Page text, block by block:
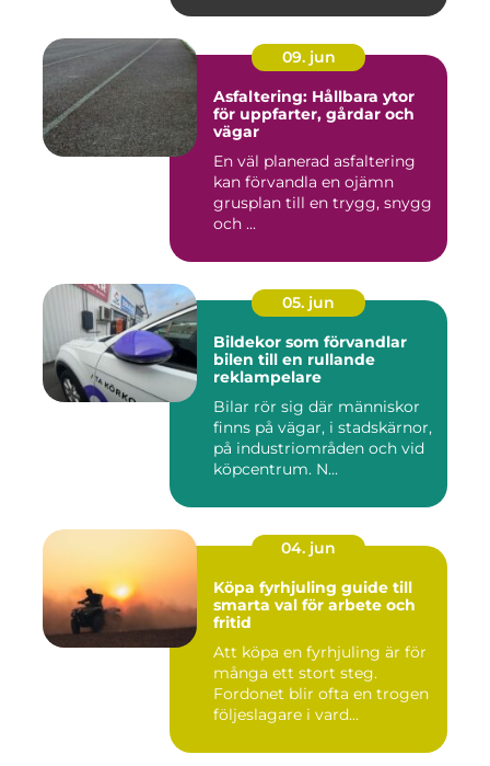
09. jun
Asfaltering: Hållbara ytor
för uppfarter, gårdar och
vägar
En väl planerad asfaltering
kan förvandla en ojämn
grusplan till en trygg, snygg
och ...
05. jun
Bildekor som förvandlar
bilen till en rullande
reklampelare
Bilar rör sig där människor
finns på vägar, i stadskärnor,
på industriområden och vid
köpcentrum. N...
04. jun
Köpa fyrhjuling guide till
smarta val för arbete och
fritid
Att köpa en fyrhjuling är för
många ett stort steg.
Fordonet blir ofta en trogen
följeslagare i vard...